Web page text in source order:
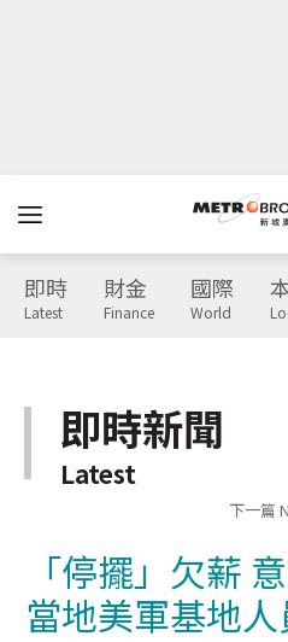
即時
Latest
財金
Finance
國際
World
即時新聞
Latest
下一篇
「停擺」欠薪
當地美軍基地